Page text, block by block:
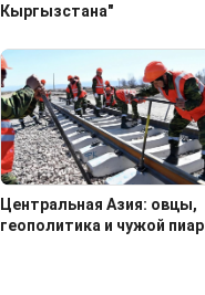
Кыргызстана"
Центральная Азия: овцы,
геополитика и чужой пиар